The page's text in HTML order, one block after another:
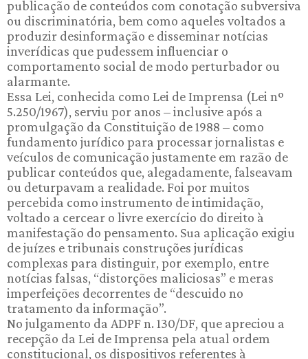
publicação de conteúdos com conotação subversiva
ou discriminatória, bem como aqueles voltados a
produzir desinformação e disseminar notícias
inverídicas que pudessem influenciar o
comportamento social de modo perturbador ou
alarmante.
Essa Lei, conhecida como Lei de Imprensa (Lei nº
5.250/1967), serviu por anos – inclusive após a
promulgação da Constituição de 1988 – como
fundamento jurídico para processar jornalistas e
veículos de comunicação justamente em razão de
publicar conteúdos que, alegadamente, falseavam
ou deturpavam a realidade. Foi por muitos
percebida como instrumento de intimidação,
voltado a cercear o livre exercício do direito à
manifestação do pensamento. Sua aplicação exigiu
de juízes e tribunais construções jurídicas
complexas para distinguir, por exemplo, entre
notícias falsas, “distorções maliciosas” e meras
imperfeições decorrentes de “descuido no
tratamento da informação”.
No julgamento da ADPF n. 130/DF, que apreciou a
recepção da Lei de Imprensa pela atual ordem
constitucional, os dispositivos referentes à